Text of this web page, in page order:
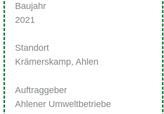
Baujahr
2021
Standort
Krämerskamp, Ahlen
Auftraggeber
Ahlener Umweltbetriebe